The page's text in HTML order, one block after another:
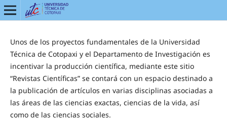
Unos de los proyectos fundamentales de la Universidad
Técnica de Cotopaxi y el Departamento de Investigación es
incentivar la producción científica, mediante este sitio
“Revistas Científicas” se contará con un espacio destinado a
la publicación de artículos en varias disciplinas asociadas a
las áreas de las ciencias exactas, ciencias de la vida, así
como de las ciencias sociales.